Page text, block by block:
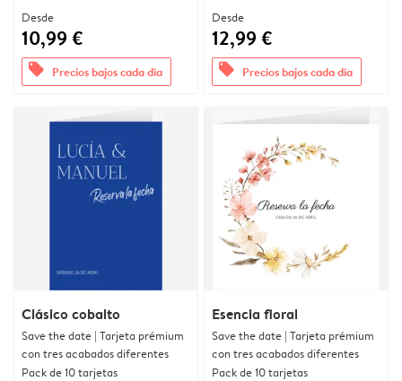
Desde
10,99 €
offers Precios bajos cada día
Desde
12,99 €
offers Precios bajos cada día
Clásico cobalto
Save the date | Tarjeta prémium
con tres acabados diferentes
Pack de 10 tarjetas
Esencia floral
Save the date | Tarjeta prémium
con tres acabados diferentes
Pack de 10 tarjetas